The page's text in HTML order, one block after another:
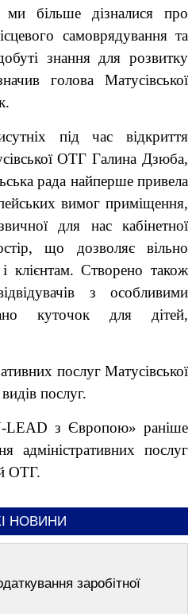
більше дізналися про
самоврядування та
знання для розвитку
голова Матусівської
під час відкриття
ОТГ Галина Дзюба,
рада найперше привела
вимог приміщення,
для нас кабінетної
що дозволяє вільно
і клієнтам. Створено також
з особливими
куточок для дітей,
послуг Матусівської
послуг.
LEAD з Європою» раніше
адміністративних послуг
ОТГ.
НОВИНИ
заробітної